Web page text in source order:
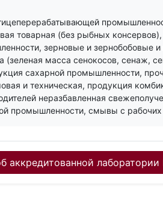
товарная (без рыбных
зерновые и зернобобовые
(зеленая масса сенокосов, сенаж,
сахарной промышленности,
и техническая, продукция
неразбавленная
промышленности, смывы с рабочих
аккредитованной лаборатории